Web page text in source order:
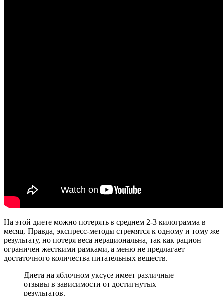
На этой диете можно потерять в среднем 2-3 килограмма в
месяц. Правда, экспресс-методы стремятся к одному и тому же
результату, но потеря веса нерациональна, так как рацион
ограничен жесткими рамками, а меню не предлагает
достаточного количества питательных веществ.
Диета на яблочном уксусе имеет различные
отзывы в зависимости от достигнутых
результатов.